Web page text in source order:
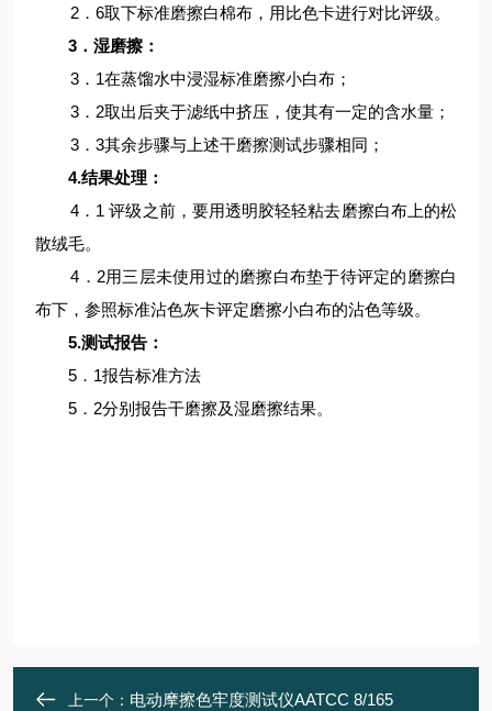
2．6取下标准磨擦白棉布，用比色卡进行对比评级。
3．湿磨擦：
3．1在蒸馏水中浸湿标准磨擦小白布；
3．2取出后夹于滤纸中挤压，使其有一定的含水量；
3．3其余步骤与上述干磨擦测试步骤相同；
4.结果处理：
4．1 评级之前，要用透明胶轻轻粘去磨擦白布上的松
散绒毛。
4 ．2用三层未使用过的磨擦白布垫于待评定的磨擦白
布下，参照标准沾色灰卡评定磨擦小白布的沾色等级。
5.测试报告：
5．1报告标准方法
5．2分别报告干磨擦及湿磨擦结果。
上一个： 电动摩擦色牢度测试仪AATCC 8/165